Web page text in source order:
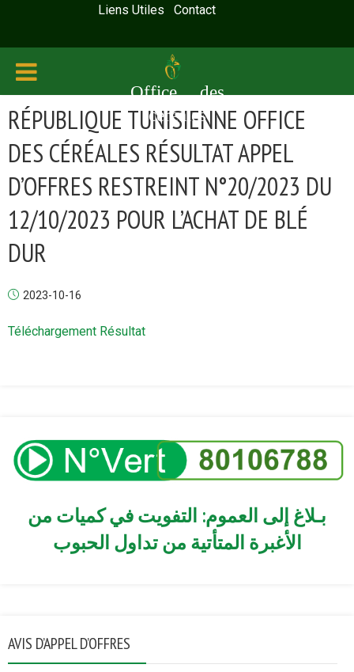
Liens Utiles Contact
Office des
céréales
RÉPUBLIQUE TUNISIENNE OFFICE
DES CÉRÉALES RÉSULTAT APPEL
D’OFFRES RESTREINT N°20/2023 DU
12/10/2023 POUR L’ACHAT DE BLÉ
DUR
2023-10-16
Téléchargement Résultat
بـلاغ إلى العموم: التفويت في كميات من
الأغبرة المتأتية من تداول الحبوب
AVIS D’APPEL D’OFFRES